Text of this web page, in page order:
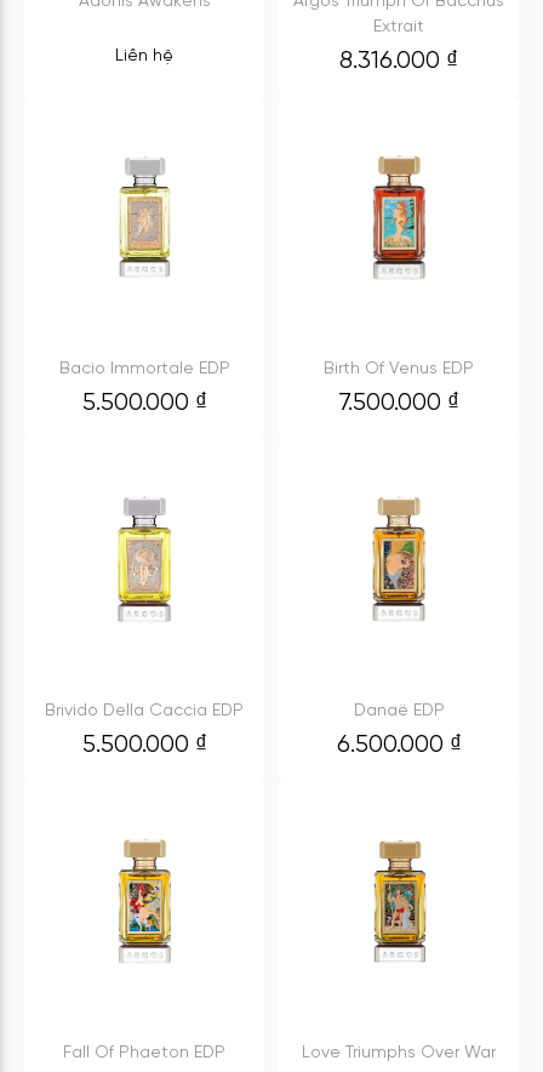
Liên hệ
Extrait
8.316.000 ₫
Bacio Immortale EDP
5.500.000 ₫
Birth Of Venus EDP
7.500.000 ₫
Brivido Della Caccia EDP
5.500.000 ₫
Danaë EDP
6.500.000 ₫
Fall Of Phaeton EDP
Love Triumphs Over War